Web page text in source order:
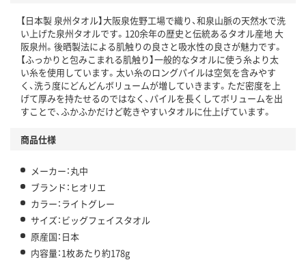
【日本製 泉州タオル】大阪泉佐野工場で織り、和泉山脈の天然水で洗
い上げた泉州タオルです。120余年の歴史と伝統あるタオル産地 大
阪泉州。後晒製法による肌触りの良さと吸水性の良さが魅力です。
【ふっかりと包みこまれる肌触り】一般的なタオルに使う糸より太
い糸を使用しています。太い糸のロングパイルは空気を含みやす
く、洗う度にどんどんボリュームが増していきます。ただ密度を上
げて厚みを持たせるのではなく、パイルを長くしてボリュームを出
すことで、ふかふかだけど乾きやすいタオルに仕上げています。
商品仕様
メーカー：丸中
ブランド：ヒオリエ
カラー：ライトグレー
サイズ：ビッグフェイスタオル
原産国：日本
内容量：1枚あたり約178g